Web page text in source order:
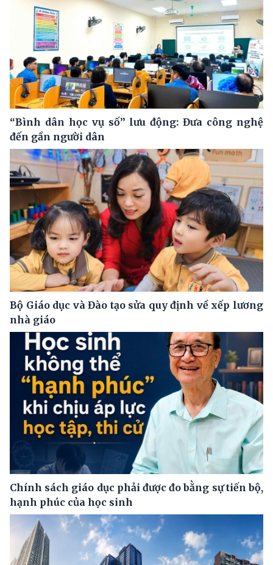
“Bình dân học vụ số” lưu động: Đưa công nghệ
đến gần người dân
Bộ Giáo dục và Đào tạo sửa quy định về xếp lương
nhà giáo
Chính sách giáo dục phải được đo bằng sự tiến bộ,
hạnh phúc của học sinh